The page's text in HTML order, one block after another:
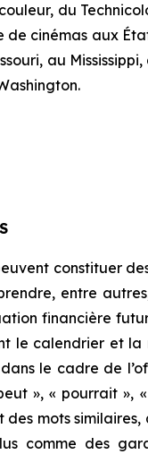
du
cinémas aux
au
constituer
entre
financière
le calendrier et
le cadre de
», « pourrait
des mots
comme des